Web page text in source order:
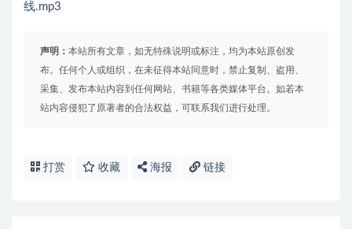
线.mp3
声明： 本站所有文章，如无特殊说明或标注，均为本站原创发
布。任何个人或组织，在未征得本站同意时，禁止复制、盗用、
采集、发布本站内容到任何网站、书籍等各类媒体平台。如若本
站内容侵犯了原著者的合法权益，可联系我们进行处理。
打赏 收藏 海报 链接